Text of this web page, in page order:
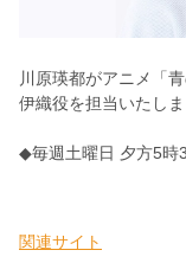
川原瑛都がアニメ「
伊織役を担当いたしま
◆毎週土曜日 夕方5
関連サイト